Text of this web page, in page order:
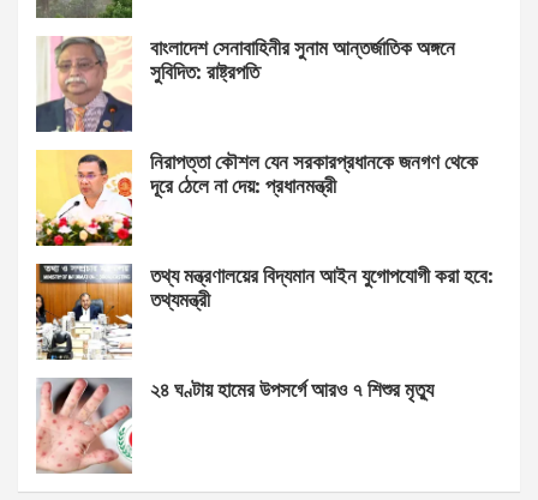
বাংলাদেশ সেনাবাহিনীর সুনাম আন্তর্জাতিক অঙ্গনে
সুবিদিত: রাষ্ট্রপতি
নিরাপত্তা কৌশল যেন সরকারপ্রধানকে জনগণ থেকে
দূরে ঠেলে না দেয়: প্রধানমন্ত্রী
তথ্য মন্ত্রণালয়ের বিদ্যমান আইন যুগোপযোগী করা হবে:
তথ্যমন্ত্রী
২৪ ঘণ্টায় হামের উপসর্গে আরও ৭ শিশুর মৃত্যু